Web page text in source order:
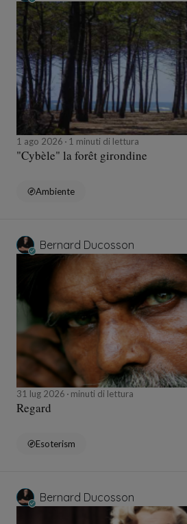
1 ago 2026 1 minuti di lettura
"Cybèle" la forêt girondine
Ambiente
Bernard Ducosson
31 lug 2026 minuti di lettura
Regard
Esoterism
Bernard Ducosson